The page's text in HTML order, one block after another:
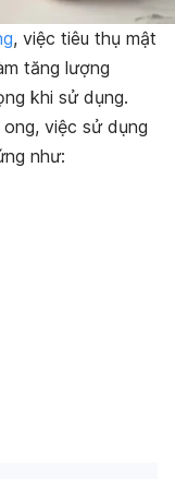
, việc tiêu thụ mật
tăng lượng
khi sử dụng.
việc sử dụng
như: